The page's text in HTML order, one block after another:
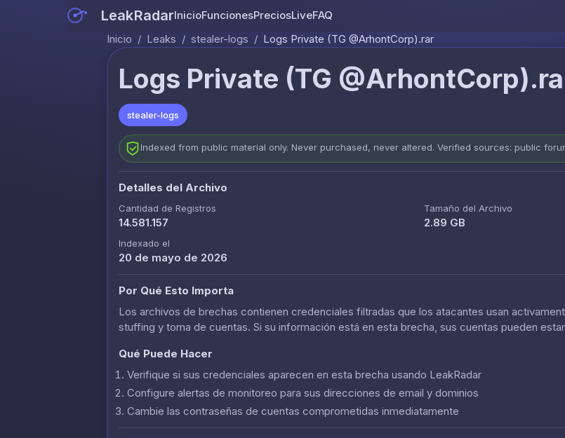
LeakRadarInicioFuncionesPreciosLiveFAQ
Inicio / Leaks / stealer-logs / Logs Private (TG @ArhontCorp).rar
Logs Private (TG
stealer-logs
Indexed from public material only. Never purchased, never altered. Verified sources: public
Detalles del Archivo
Cantidad de Registros
14.581.157
Tamaño del Archivo
2.89 GB
Indexado el
20 de mayo de 2026
Por Qué Esto Importa
Los archivos de brechas contienen credenciales filtradas que los atacantes usan
stuffing y toma de cuentas. Si su información está en esta brecha, sus cuentas pueden
Qué Puede Hacer
Verifique si sus credenciales aparecen en esta brecha usando LeakRadar
Configure alertas de monitoreo para sus direcciones de email y dominios
Cambie las contraseñas de cuentas comprometidas inmediatamente